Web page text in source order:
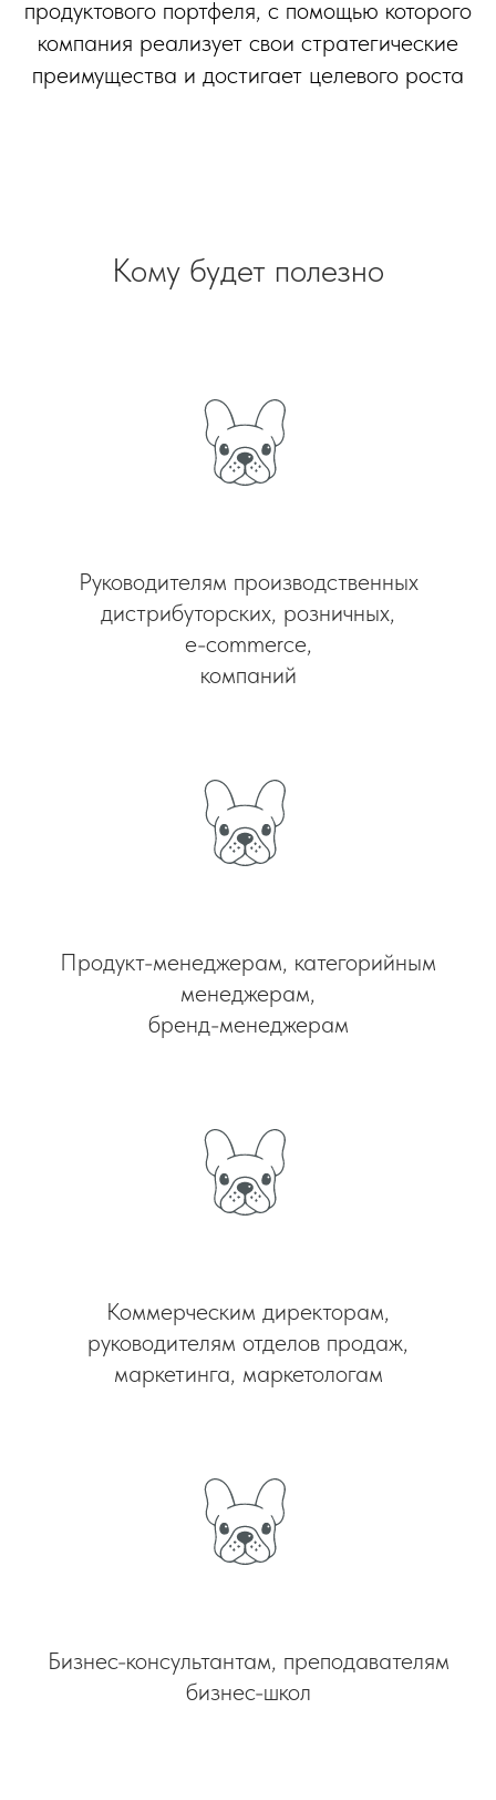
продуктового портфеля, с помощью которого
компания реализует свои стратегические
преимущества и достигает целевого роста
Кому будет полезно
Руководителям производственных
дистрибуторских, розничных,
e-commerce,
компаний
Продукт-менеджерам, категорийным
менеджерам,
бренд-менеджерам
Коммерческим директорам,
руководителям отделов продаж,
маркетинга, маркетологам
Бизнес-консультантам, преподавателям
бизнес-школ